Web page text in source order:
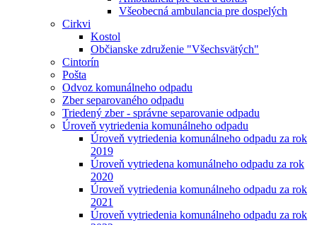
Všeobecná ambulancia pre dospelých
Cirkvi
Kostol
Občianske združenie "Všechsvätých"
Cintorín
Pošta
Odvoz komunálneho odpadu
Zber separovaného odpadu
Triedený zber - správne separovanie odpadu
Úroveň vytriedenia komunálneho odpadu
Úroveň vytriedenia komunálneho odpadu za rok
2019
Úroveň vytriedena komunálneho odpadu za rok
2020
Úroveň vytriedenia komunálneho odpadu za rok
2021
Úroveň vytriedenia komunálneho odpadu za rok